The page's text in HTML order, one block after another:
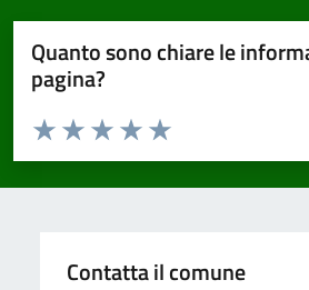
Quanto sono chiare le
pagina?
Valuta da 1 a 5 stelle la pagina
Valuta 5 stelle su 5
Valuta 4 stelle su 5
Valuta 3 stelle su 5
Valuta 2 stelle su 5
Valuta 1 stelle su 5
Contatta il comune